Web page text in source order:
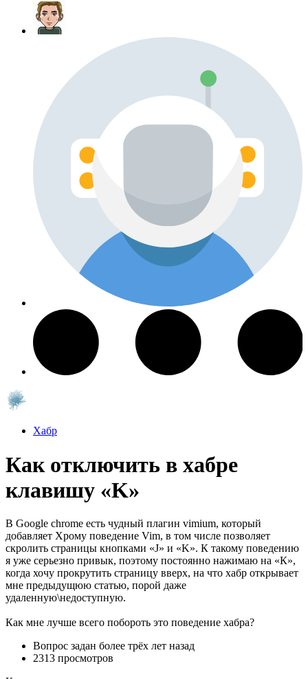
Хабр
Как отключить в хабре
клавишу «K»
В Google chrome есть чудный плагин vimium, который
добавляет Хрому поведение Vim, в том числе позволяет
скролить страницы кнопками «J» и «K». К такому поведению
я уже серьезно привык, поэтому постоянно нажимаю на «К»,
когда хочу прокрутить страницу вверх, на что хабр открывает
мне предыдущюю статью, порой даже
удаленную\недоступную.
Как мне лучше всего побороть это поведение хабра?
Вопрос задан более трёх лет назад
2313 просмотров